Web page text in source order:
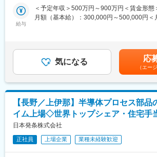
変更の範囲：会社の定める業務
■出向先の情報
ートメーター、メーター関連品を含む）の
売、メンテナンスおよび修理サービスを行
て設立されました。売上高1兆円規模を誇り
界トップクラスのシェアを保有しています。
・コア技術である「パワー半導体」と「パ
技術」の融合に加え、これまで培ってきた
ビス、最適制御技術、IoTを組み合わせ、4
ます。小さな半導体から大きな発電機まで
し、人々の暮らしを支えています。
給与
＜予定年収＞500万円～900万円＜賃金形態
月額（基本給）：300,000円～500,000円＜
金額であり、選考を通じて上下する可能性
は固定手当を含めた表記です。
気になる 応
（エー
【長野／上伊那】半導体プロセス部品
イム上場◇世界トップシェア・住宅手
日本発条株式会社
正社員 上場企業 業種未経験歓迎